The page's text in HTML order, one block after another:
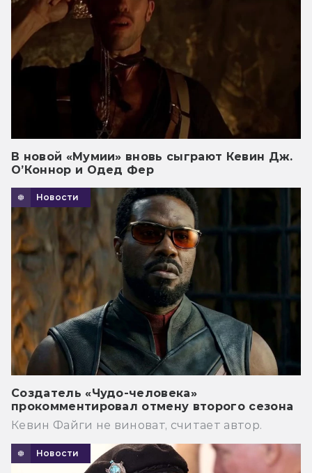
В новой «Мумии» вновь сыграют Кевин Дж.
О’Коннор и Одед Фер
Новости
Создатель «Чудо-человека»
прокомментировал отмену второго сезона
Кевин Файги не виноват, считает автор.
Новости